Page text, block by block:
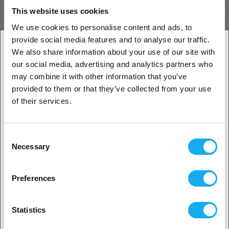
This website uses cookies
We use cookies to personalise content and ads, to
provide social media features and to analyse our traffic.
We also share information about your use of our site with
our social media, advertising and analytics partners who
may combine it with other information that you’ve
provided to them or that they’ve collected from your use
of their services.
Selection
Necessary
Preferences
Statistics
Med UltiMaker Cheetah-bevægelsesplanlægning opnår S6 Secure op
til fire gange hurtigere print sammenlignet med tidligere modeller,
samtidig med at præcisionen bevares. Den kombinerer S-seriens
pålidelighed med europæisk produktion – klar til enhver mission.
TEKNISKE SPECIFIKATIONER
ANMELDELSER
PDF
BESTSELLERE
1. Er du erhvervskunde eller privatkunde?
Erhvervskunde
Privat kunde